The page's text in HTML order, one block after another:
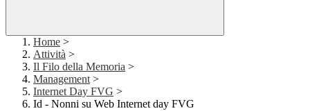
Home >
Attività >
Il Filo della Memoria >
Management >
Internet Day FVG >
Id - Nonni su Web Internet day FVG